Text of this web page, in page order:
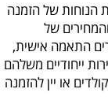
הנוחות של הזמנה
של
התאמה אישית,
ייחודיים משלהם
או יין להזמנה